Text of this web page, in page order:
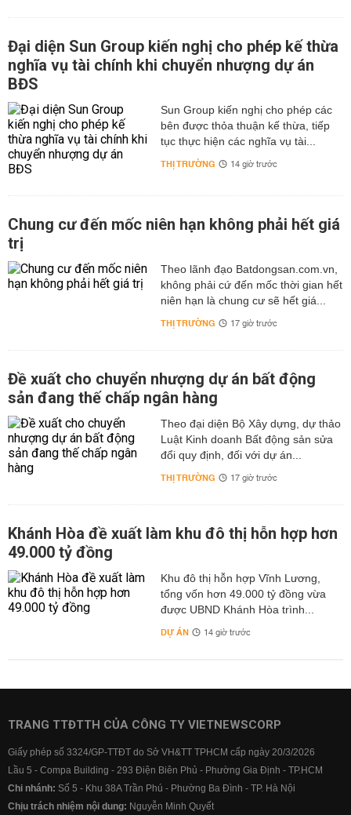
Đại diện Sun Group kiến nghị cho phép kế thừa
nghĩa vụ tài chính khi chuyển nhượng dự án
BĐS
Sun Group kiến nghị cho phép các
bên được thỏa thuận kế thừa, tiếp
tục thực hiện các nghĩa vụ tài...
THỊ TRƯỜNG 14 giờ trước
Chung cư đến mốc niên hạn không phải hết giá
trị
Theo lãnh đạo Batdongsan.com.vn,
không phải cứ đến mốc thời gian hết
niên hạn là chung cư sẽ hết giá...
THỊ TRƯỜNG 17 giờ trước
Đề xuất cho chuyển nhượng dự án bất động
sản đang thế chấp ngân hàng
Theo đại diện Bộ Xây dựng, dự thảo
Luật Kinh doanh Bất động sản sửa
đổi quy định, đối với dự án...
THỊ TRƯỜNG 17 giờ trước
Khánh Hòa đề xuất làm khu đô thị hỗn hợp hơn
49.000 tỷ đồng
Khu đô thị hỗn hợp Vĩnh Lương,
tổng vốn hơn 49.000 tỷ đồng vừa
được UBND Khánh Hòa trình...
DỰ ÁN 14 giờ trước
TRANG TTĐTTH CỦA CÔNG TY VIETNEWSCORP
Giấy phép số 3324/GP-TTĐT do Sở VH&TT TPHCM cấp ngày 20/3/2026
Lầu 5 - Compa Building - 293 Điện Biên Phủ - Phường Gia Định - TP.HCM
Chi nhánh: Số 5 - Khu 38A Trần Phú - Phường Ba Đình - TP. Hà Nội
Chịu trách nhiệm nội dung: Nguyễn Minh Quyết